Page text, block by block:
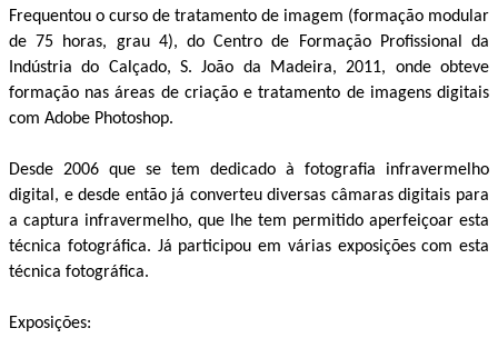
Frequentou o curso de tratamento de imagem (formação modular
de 75 horas, grau 4), do Centro de Formação Profissional da
Indústria do Calçado, S. João da Madeira, 2011, onde obteve
formação nas áreas de criação e tratamento de imagens digitais
com Adobe Photoshop.
Desde 2006 que se tem dedicado à fotografia infravermelho
digital, e desde então já converteu diversas câmaras digitais para
a captura infravermelho, que lhe tem permitido aperfeiçoar esta
técnica fotográfica. Já participou em várias exposições com esta
técnica fotográfica.
Exposições: